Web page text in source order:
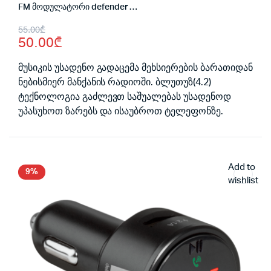
FM მოდულატორი defender RT-Edge
55.00₾
Original
price
was:
55.00₾.
50.00₾
Current
price
is:
50.00₾.
მუსიკის უსადენო გადაცემა მეხსიერების ბარათიდან
ნებისმიერ მანქანის რადიოში. ბლუთუზ(4.2)
ტექნოლოგია გაძლევთ საშუალებას უსადენოდ
უპასუხოთ ზარებს და ისაუბროთ ტელეფონზე.
9%
Add to
wishlist